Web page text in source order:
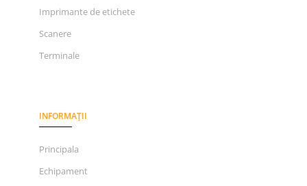
Imprimante de etichete
Scanere
Terminale
INFORMAȚII
Principala
Echipament